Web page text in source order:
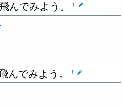
んでみよう。 †
↑
んでみよう。 †